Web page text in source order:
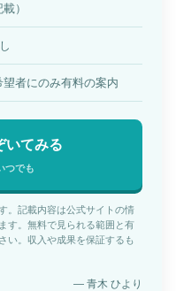
）
者にのみ有料の案内
いてみる
つでも
。記載内容は公式サイトの情
す。無料で見られる範囲と有
い。収入や成果を保証するも
— 青木 ひより